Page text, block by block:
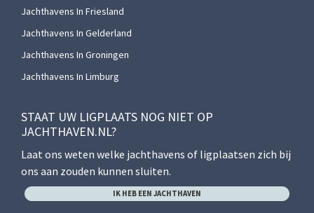
Jachthavens In Friesland
Jachthavens In Gelderland
Jachthavens In Groningen
Jachthavens In Limburg
STAAT UW LIGPLAATS NOG NIET OP
JACHTHAVEN.NL?
Laat ons weten welke jachthavens of ligplaatsen zich bij
ons aan zouden kunnen sluiten.
IK HEB EEN JACHTHAVEN